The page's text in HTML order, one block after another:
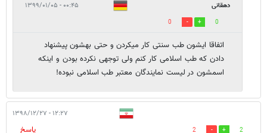
دهقانی ۰۰:۴۵ - ۱۳۹۹/۰۱/۰۵
0
0
اتفاقا ایشون طب سنتی کار میکردن و حتی بهشون پیشنهاد
دادن که طب اسلامی کار کنم ولی توجهی نکرده بودن و اینکه
اسمشون در لیست نمایندگان معتبر طب اسلامی نبوده!
۱۲:۲۷ - ۱۳۹۸/۱۲/۲۷
2
2
پاسخ